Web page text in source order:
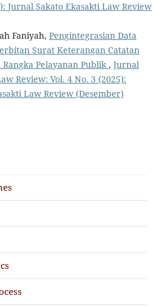
Jurnal Sakato Ekasakti Law Review
Faniyah, Pengintegrasian Data
Surat Keterangan Catatan
Pelayanan Publik , Jurnal
Review: Vol. 4 No. 3 (2025):
Law Review (Desember)